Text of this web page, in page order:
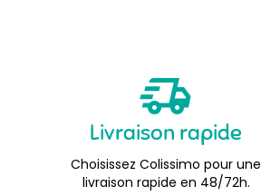
Livraison rapide
Choisissez Colissimo pour une
livraison rapide en 48/72h.